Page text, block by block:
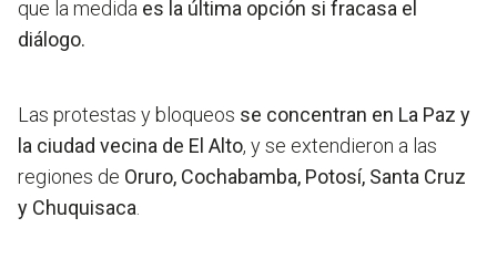
que la medida es la última opción si fracasa el
diálogo.
Las protestas y bloqueos se concentran en La Paz y
la ciudad vecina de El Alto, y se extendieron a las
regiones de Oruro, Cochabamba, Potosí, Santa Cruz
y Chuquisaca